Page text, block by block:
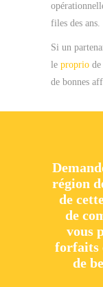
files des ans.
Si un
le proprio
de bonnes
région
de
de
vous
forfaits
de